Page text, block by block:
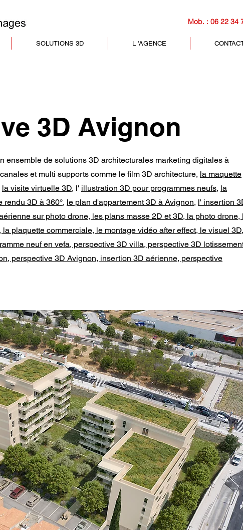
Mob. : 06 22 34
SOLUTIONS 3D L 'AGENCE
3D Avignon
ensemble de solutions 3D architecturales marketing digitales à
et multi supports comme le film 3D architecture, la maquette
la visite virtuelle 3D, l' illustration 3D pour programmes neufs, la
rendu 3D à 360°, le plan d'appartement 3D à Avignon, l' insertion
sur photo drone, les plans masse 2D et 3D, la photo drone,
plaquette commerciale, le montage vidéo after effect, le visuel 3D,
neuf en vefa, perspective 3D villa, perspective 3D
perspective 3D Avignon, insertion 3D aérienne, perspective